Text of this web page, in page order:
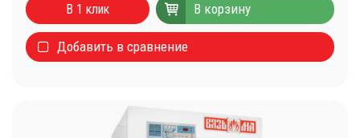
В 1 клик В корзину
Добавить в сравнение